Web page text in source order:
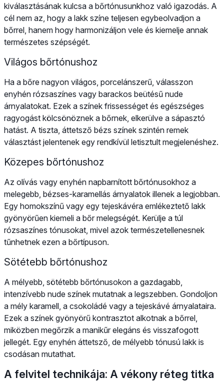
kiválasztásának kulcsa a bőrtónusunkhoz való igazodás. A
cél nem az, hogy a lakk színe teljesen egybeolvadjon a
bőrrel, hanem hogy harmonizáljon vele és kiemelje annak
természetes szépségét.
Világos bőrtónushoz
Ha a bőre nagyon világos, porcelánszerű, válasszon
enyhén rózsaszínes vagy barackos beütésű nude
árnyalatokat. Ezek a színek frissességet és egészséges
ragyogást kölcsönöznek a bőrnek, elkerülve a sápasztó
hatást. A tiszta, áttetsző bézs színek szintén remek
választást jelentenek egy rendkívül letisztult megjelenéshez.
Közepes bőrtónushoz
Az olívás vagy enyhén napbarnított bőrtónusokhoz a
melegebb, bézses-karamellás árnyalatok illenek a legjobban.
Egy homokszínű vagy egy tejeskávéra emlékeztető lakk
gyönyörűen kiemeli a bőr melegségét. Kerülje a túl
rózsaszínes tónusokat, mivel azok természetellenesnek
tűnhetnek ezen a bőrtípuson.
Sötétebb bőrtónushoz
A mélyebb, sötétebb bőrtónusokon a gazdagabb,
intenzívebb nude színek mutatnak a legszebben. Gondoljon
a mély karamell, a csokoládé vagy a tejeskávé árnyalataira.
Ezek a színek gyönyörű kontrasztot alkotnak a bőrrel,
miközben megőrzik a manikűr elegáns és visszafogott
jellegét. Egy enyhén áttetsző, de mélyebb tónusú lakk is
csodásan mutathat.
A felvitel technikája: A vékony réteg titka